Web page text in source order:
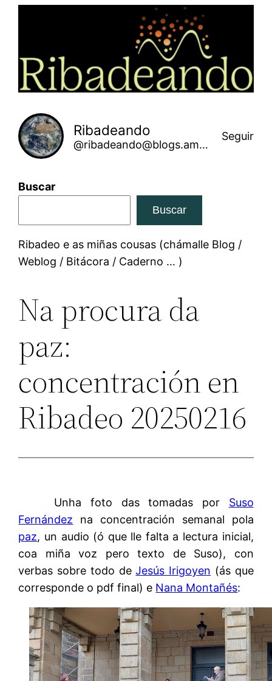
Ribadeando
@ribadeando@blogs.amarinha.gal
Seguir
Buscar
Buscar
Ribadeo e as miñas cousas (chámalle Blog /
Weblog / Bitácora / Caderno … )
Na procura da
paz:
concentración en
Ribadeo 20250216
Unha foto das tomadas por Suso
Fernández na concentración semanal pola
paz, un audio (ó que lle falta a lectura inicial,
coa miña voz pero texto de Suso), con
verbas sobre todo deJesús Irigoyen (ás que
corresponde o pdf final) e Nana Montañés: